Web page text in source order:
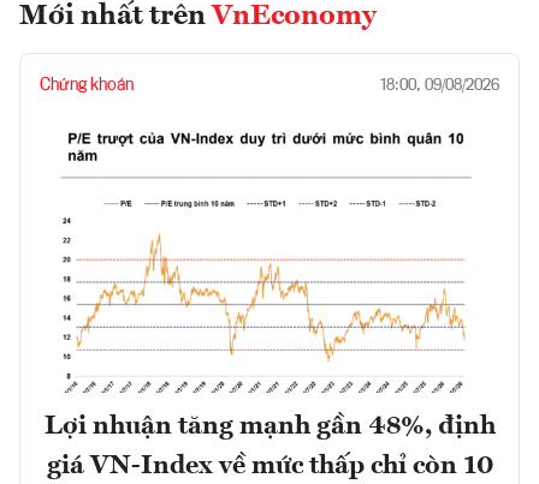
Mới nhất trên VnEconomy
Chứng khoán 18:00, 09/08/2026
Lợi nhuận tăng mạnh gần 48%, định
giá VN-Index về mức thấp chỉ còn 10